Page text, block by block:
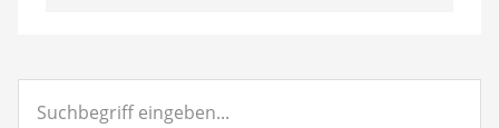
eingeben...